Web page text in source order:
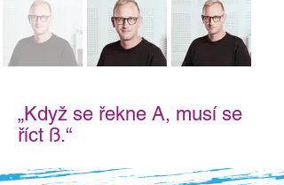
„Když se řekne A, musí se
říct ß.“